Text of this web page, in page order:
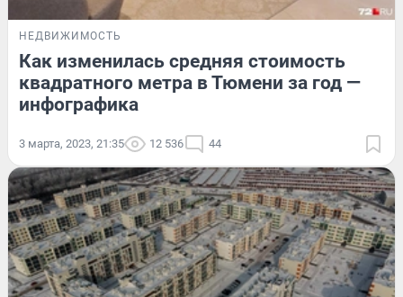
НЕДВИЖИМОСТЬ
Как изменилась средняя стоимость
квадратного метра в Тюмени за год —
инфографика
3 марта, 2023, 21:35 12 536 44